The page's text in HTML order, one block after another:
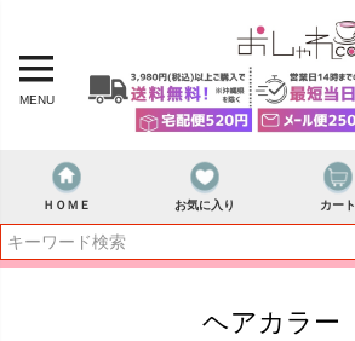
MENU
ＨＯＭＥ お気に入り カート
ヘアカラー